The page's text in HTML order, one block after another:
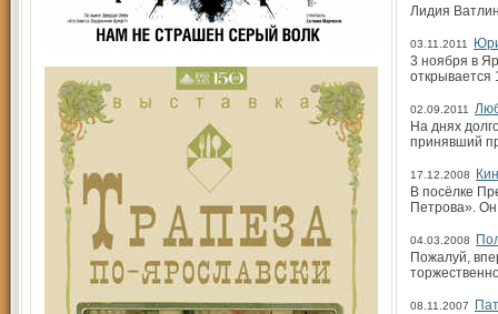
Лидия
03.11.2011
3 ноября в
открывается
02.09.2011
На днях
принявший
17.12.2008
В посёлке
Петрова».
04.03.2008
Пожалуй,
08.11.2007